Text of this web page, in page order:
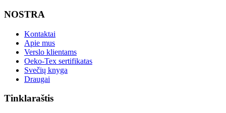
NOSTRA
Kontaktai
Apie mus
Verslo klientams
Oeko-Tex sertifikatas
Svečių knyga
Draugai
Tinklaraštis